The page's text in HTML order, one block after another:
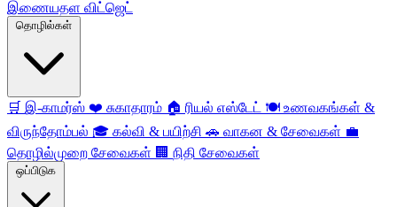
இணையதள விட்ஜெட்
தொழில்கள்
🛒 இ-காமர்ஸ் ❤️ சுகாதாரம் 🏠 ரியல் எஸ்டேட் 🍽️ உணவகங்கள் &
விருந்தோம்பல் 🎓 கல்வி & பயிற்சி 🚗 வாகன & சேவைகள் 💼
தொழில்முறை சேவைகள் 🏢 நிதி சேவைகள்
ஒப்பிடுக